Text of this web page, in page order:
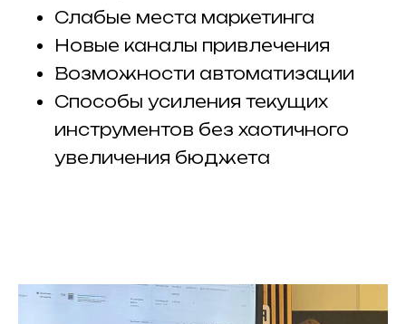
Слабые места маркетинга
Новые каналы привлечения
Возможности автоматизации
Способы усиления текущих
инструментов без хаотичного
увеличения бюджета